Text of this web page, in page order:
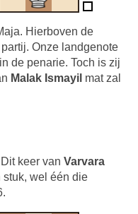
Hierboven de
Onze landgenote
de penarie. Toch is zij
Malak Ismayil mat zal
keer van Varvara
stuk, wel één die